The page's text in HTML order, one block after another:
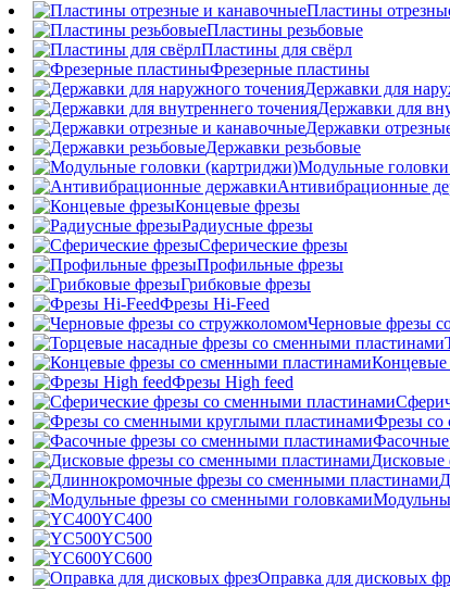
Пластины
Пластины резьбовые
Пластины для свёрл
Фрезерные пластины
Державки для
Державки для
Державки
Державки резьбовые
Модульные
Антивибрационные
Концевые фрезы
Радиусные фрезы
Сферические фрезы
Профильные фрезы
Грибковые фрезы
Фрезы Hi-Feed
Черновые фрезы
Концевые
Фрезы High feed
Фрезы со
Дисковые
YC400
YC500
YC600
Оправка для дисковых